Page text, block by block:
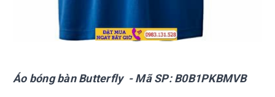
Áo bóng bàn Butterfly - Mã SP:B0B1PKBMVB